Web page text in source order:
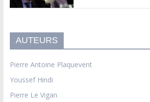
AUTEURS
Pierre Antoine Plaquevent
Youssef Hindi
Pierre Le Vigan